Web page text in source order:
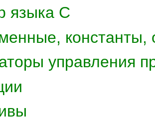
языка С
константы,
управления